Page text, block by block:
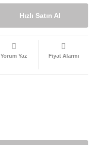
Hızlı Satın Al
Yorum Yaz Fiyat Alarmı